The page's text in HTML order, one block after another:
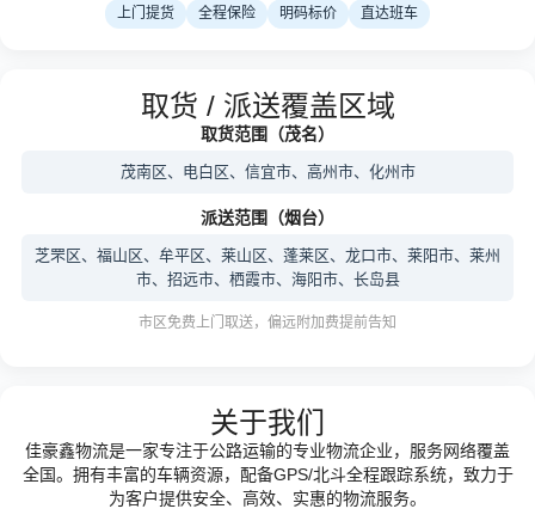
上门提货 全程保险 明码标价 直达班车
取货 / 派送覆盖区域
取货范围（茂名）
茂南区、电白区、信宜市、高州市、化州市
派送范围（烟台）
芝罘区、福山区、牟平区、莱山区、蓬莱区、龙口市、莱阳市、莱州
市、招远市、栖霞市、海阳市、长岛县
市区免费上门取送，偏远附加费提前告知
关于我们
佳豪鑫物流是一家专注于公路运输的专业物流企业，服务网络覆盖
全国。拥有丰富的车辆资源，配备GPS/北斗全程跟踪系统，致力于
为客户提供安全、高效、实惠的物流服务。